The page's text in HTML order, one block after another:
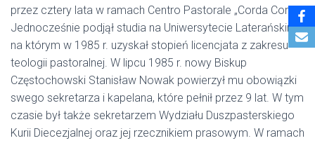
przez cztery lata w ramach Centro Pastorale „Corda Cordi”.
Jednocześnie podjął studia na Uniwersytecie Laterańskim,
na którym w 1985 r. uzyskał stopień licencjata z zakresu
teologii pastoralnej. W lipcu 1985 r. nowy Biskup
Częstochowski Stanisław Nowak powierzył mu obowiązki
swego sekretarza i kapelana, które pełnił przez 9 lat. W tym
czasie był także sekretarzem Wydziału Duszpasterskiego
Kurii Diecezjalnej oraz jej rzecznikiem prasowym. W ramach